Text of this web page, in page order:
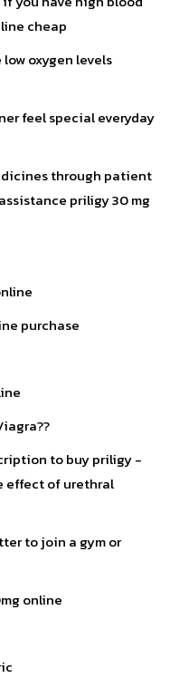
cheap
oxygen levels
feel special everyday
through patient
priligy 30 mg
purchase
to buy priligy -
effect of urethral
to join a gym or
online